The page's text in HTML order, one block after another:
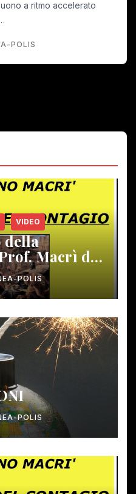
a ritmo accelerato
POLIS
VIDEO
della
Macrì del
POLIS
POLIS